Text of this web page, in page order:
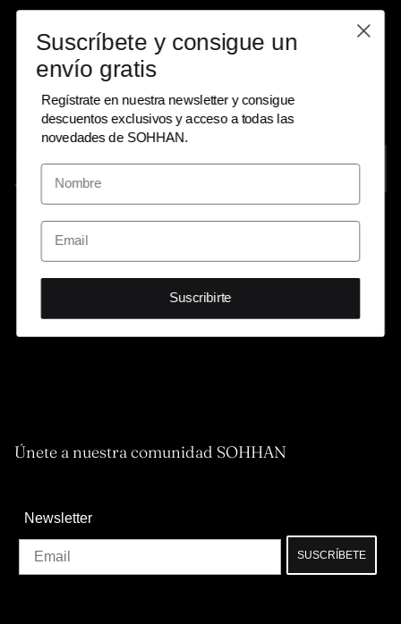
Únete a nuestra comunidad SOHHAN
Newsletter
SUSCRÍBETE
Suscríbete y consigue un
envío gratis
Regístrate en nuestra newsletter y consigue
descuentos exclusivos y acceso a todas las
novedades de SOHHAN.
Suscribirte